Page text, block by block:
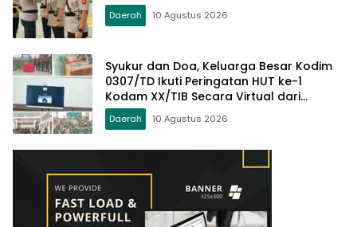
Daerah 10 Agustus 2026
Syukur dan Doa, Keluarga Besar Kodim
0307/TD Ikuti Peringatan HUT ke-1
Kodam XX/TIB Secara Virtual dari
Padang
Daerah 10 Agustus 2026